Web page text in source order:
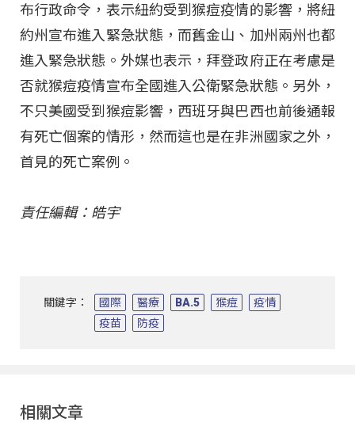
布行政命令，表示紐約受到猴痘疫情的影響，將紐
約州宣布進入緊急狀態，而舊金山、加州兩州也都
進入緊急狀態。外媒也表示，拜登政府正在考慮是
否就猴痘疫情宣布全國進入公衛緊急狀態。另外，
不只美國受到猴痘影響，西班牙與巴西也前後通報
有死亡個案的情形，然而這也是在非洲國家之外，
首見的死亡案例。
責任編輯：皓宇
關鍵字： 國際 醫療 BA.5 猴痘
疫情
疫苗
防疫
相關文章